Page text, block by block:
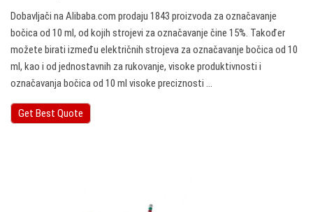
Dobavljači na Alibaba.com prodaju 1843 proizvoda za označavanje
bočica od 10 ml, od kojih strojevi za označavanje čine 15%. Također
možete birati između električnih strojeva za označavanje bočica od 10
ml, kao i od jednostavnih za rukovanje, visoke produktivnosti i
označavanja bočica od 10 ml visoke preciznosti ...
Get Best Quote